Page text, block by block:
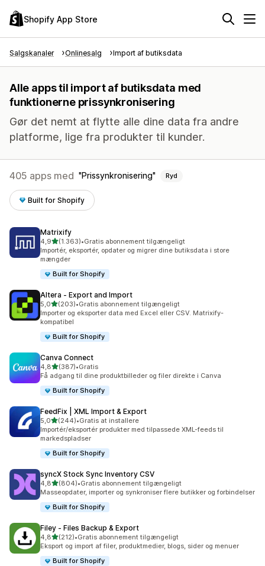
Shopify App Store
Salgskanaler Onlinesalg Import af butiksdata
Alle apps til import af butiksdata med
funktionerne prissynkronisering
Gør det nemt at flytte alle dine data fra andre
platforme, lige fra produkter til kunder.
405 apps med Prissynkronisering Ryd
Built for Shopify
Matrixify
4,9ud af 5 stjerner
(1.363)
1363 anmeldelser i alt
•Gratis abonnement tilgængeligt
Importér, eksportér, opdater og migrer dine butiksdata i store
mængder
Built for Shopify
Altera ‑ Export and Import
5,0ud af 5 stjerner
(203)
203 anmeldelser i alt
•Gratis abonnement tilgængeligt
Importer og eksporter data med Excel eller CSV. Matrixify-
kompatibel
Built for Shopify
Canva Connect
4,8ud af 5 stjerner
(387)
387 anmeldelser i alt
•Gratis
Få adgang til dine produktbilleder og filer direkte i Canva
Built for Shopify
FeedFix | XML Import & Export
5,0ud af 5 stjerner
(244)
244 anmeldelser i alt
•Gratis at installere
Importér/eksportér produkter med tilpassede XML-feeds til
markedspladser
Built for Shopify
syncX Stock Sync Inventory CSV
4,8ud af 5 stjerner
(804)
804 anmeldelser i alt
•Gratis abonnement tilgængeligt
Masseopdater, importer og synkroniser flere butikker og forbindelser
Built for Shopify
Filey ‑ Files Backup & Export
4,8ud af 5 stjerner
(212)
212 anmeldelser i alt
•Gratis abonnement tilgængeligt
Eksport og import af filer, produktmedier, blogs, sider og menuer
Built for Shopify